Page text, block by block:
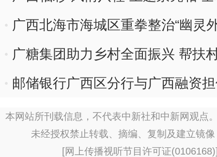
广西北海市海城区重拳整治“幽灵
广糖集团助力乡村全面振兴 帮扶
村
邮储银行广西区分行与广西融资
协议
本网站所刊载信息，不代表中新社和中新网观点
未经授权禁止转载、摘编、复制及建立镜
[网上传播视听节目许可证(0106168)